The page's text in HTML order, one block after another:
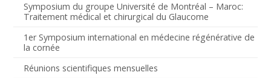
Symposium du groupe Université de Montréal – Maroc:
Traitement médical et chirurgical du Glaucome
1er Symposium international en médecine régénérative de
la cornée
Réunions scientifiques mensuelles